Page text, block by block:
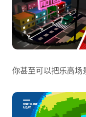
你甚至可以把乐高场